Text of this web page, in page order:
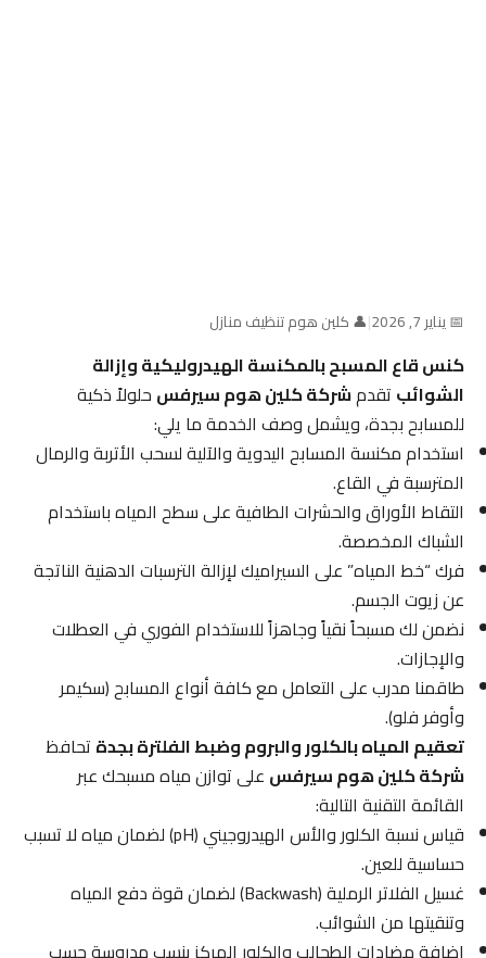
📅 يناير 7, 2026 |👤 كلين هوم تنظيف منازل
كنس قاع المسبح بالمكنسة الهيدروليكية وإزالة
الشوائبتقدمشركة كلين هوم سيرفسحلولاً ذكية
للمسابح بجدة، ويشمل وصف الخدمة ما يلي:
استخدام مكنسة المسابح اليدوية والآلية لسحب الأتربة والرمال
المترسبة في القاع.
التقاط الأوراق والحشرات الطافية على سطح المياه باستخدام
الشباك المخصصة.
فرك “خط المياه” على السيراميك لإزالة الترسبات الدهنية الناتجة
عن زيوت الجسم.
نضمن لك مسبحاً نقياً وجاهزاً للاستخدام الفوري في العطلات
والإجازات.
طاقمنا مدرب على التعامل مع كافة أنواع المسابح (سكيمر
وأوفر فلو).
تعقيم المياه بالكلور والبروم وضبط الفلترة بجدةتحافظ
شركة كلين هوم سيرفسعلى توازن مياه مسبحك عبر
القائمة التقنية التالية:
قياس نسبة الكلور والأس الهيدروجيني (pH) لضمان مياه لا تسبب
حساسية للعين.
غسيل الفلاتر الرملية (Backwash) لضمان قوة دفع المياه
وتنقيتها من الشوائب.